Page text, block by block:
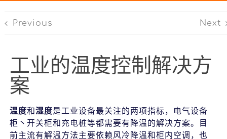
所有产品
定制解决方案
应用方案
关于PTC
中文
Previous Next
工业的温度控制解决方
案
温度和湿度是工业设备最关注的两项指标，电气设备
柜丶开关柜和充电桩等都需要有降温的解决方案。目
前主流有解温方法主要依赖风冷降温和柜内空调，也